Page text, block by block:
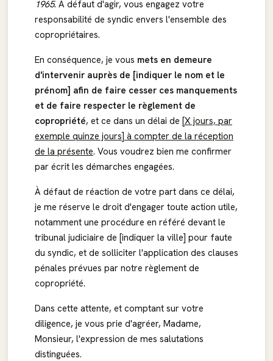
1965. À défaut d'agir, vous engagez votre
responsabilité de syndic envers l'ensemble des
copropriétaires.
En conséquence, je vous mets en demeure
d'intervenir auprès de [indiquer le nom et le
prénom] afin de faire cesser ces manquements
et de faire respecter le règlement de
copropriété, et ce dans un délai de [X jours, par
exemple quinze jours] à compter de la réception
de la présente. Vous voudrez bien me confirmer
par écrit les démarches engagées.
À défaut de réaction de votre part dans ce délai,
je me réserve le droit d'engager toute action utile,
notamment une procédure en référé devant le
tribunal judiciaire de [indiquer la ville] pour faute
du syndic, et de solliciter l'application des clauses
pénales prévues par notre règlement de
copropriété.
Dans cette attente, et comptant sur votre
diligence, je vous prie d'agréer, Madame,
Monsieur, l'expression de mes salutations
distinguées.